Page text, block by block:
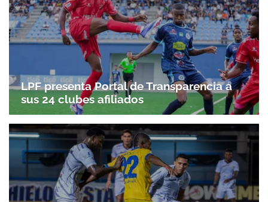
LPF presenta Portal de Transparencia a
sus 24 clubes afiliados